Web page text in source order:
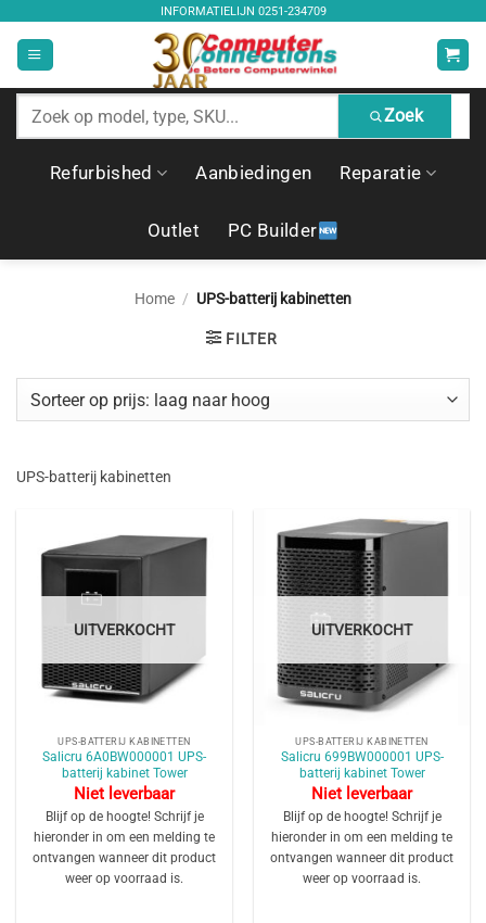
inhoud
INFORMATIELIJN 0251-234709
Zoek
producten
Zoek
Refurbished Aanbiedingen Reparatie
Outlet PC Builder
Home / UPS-batterij kabinetten
FILTER
UPS-batterij kabinetten
UITVERKOCHT
UPS-BATTERIJ KABINETTEN
Salicru 6A0BW000001 UPS-
batterij kabinet Tower
Niet leverbaar
Blijf op de hoogte! Schrijf je
hieronder in om een melding te
ontvangen wanneer dit product
weer op voorraad is.
UITVERKOCHT
UPS-BATTERIJ KABINETTEN
Salicru 699BW000001 UPS-
batterij kabinet Tower
Niet leverbaar
Blijf op de hoogte! Schrijf je
hieronder in om een melding te
ontvangen wanneer dit product
weer op voorraad is.